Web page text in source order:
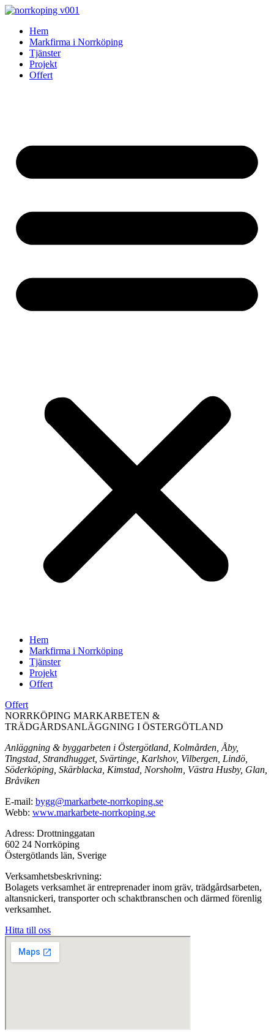
Skip
contentHem
Markfirma i Norrköping
Tjänster
Projekt
Offert
Hem
Markfirma i Norrköping
Tjänster
Projekt
Offert
Offert
NORRKÖPING MARKARBETEN &
TRÄDGÅRDSANLÄGGNING I ÖSTERGÖTLAND
Anläggning & byggarbeten i Östergötland, Kolmården, Åby,
Tingstad, Strandhugget, Svärtinge, Karlshov, Vilbergen, Lindö,
Söderköping, Skärblacka, Kimstad, Norsholm, Västra Husby, Glan,
Bråviken
E-mail: bygg@markarbete-norrkoping.se
Webb: www.markarbete-norrkoping.se
Adress: Drottninggatan
602 24 Norrköping
Östergötlands län, Sverige
Verksamhetsbeskrivning:
Bolagets verksamhet är entreprenader inom gräv, trädgårdsarbeten,
altansnickeri, transporter och schaktbranschen och därmed förenlig
verksamhet.
Hitta till oss